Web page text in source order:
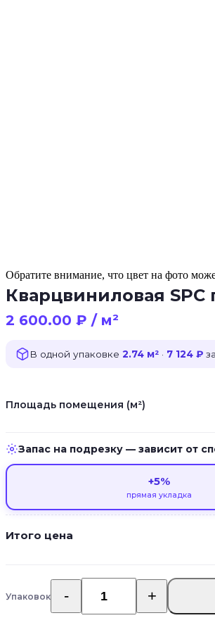
Обратите внимание, что цвет на фото
Кварцвиниловая SPC
2 600.00 ₽ / м²
В одной упаковке 2.74 м² · 7 124 ₽
Площадь помещения (м²)
Запас на подрезку — зависит от
+5%
прямая укладка
Итого цена
УпаковокКоличество
товара